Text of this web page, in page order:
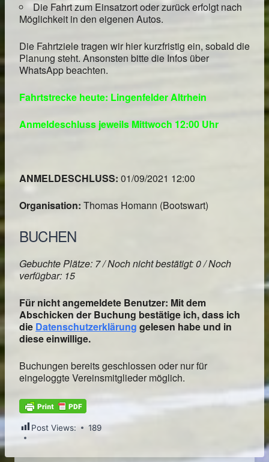
Die Fahrt zum Einsatzort oder zurück erfolgt nach
Möglichkeit in den eigenen Autos.
Die Fahrtziele tragen wir hier kurzfristig ein, sobald die
Planung steht. Ansonsten bitte die Infos über
WhatsApp beachten.
Fahrtstrecke heute: Lingenfelder Altrhein
Anmeldeschluss jeweils Mittwoch 12:00 Uhr
ANMELDESCHLUSS: 01/09/2021 12:00
Organisation: Thomas Homann (Bootswart)
BUCHEN
Gebuchte Plätze: 7 / Noch nicht bestätigt: 0 / Noch
verfügbar: 15
Für nicht angemeldete Benutzer: Mit dem
Abschicken der Buchung bestätige ich, dass ich
die Datenschutzerklärung gelesen habe und in
diese einwillige.
Buchungen bereits geschlossen oder nur für
eingeloggte Vereinsmitglieder möglich.
Post Views: 189